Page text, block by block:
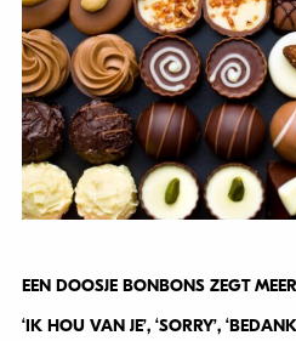
EEN DOOSJE BONBONS ZEGT
‘IK HOU VAN JE’, ‘SORRY’,